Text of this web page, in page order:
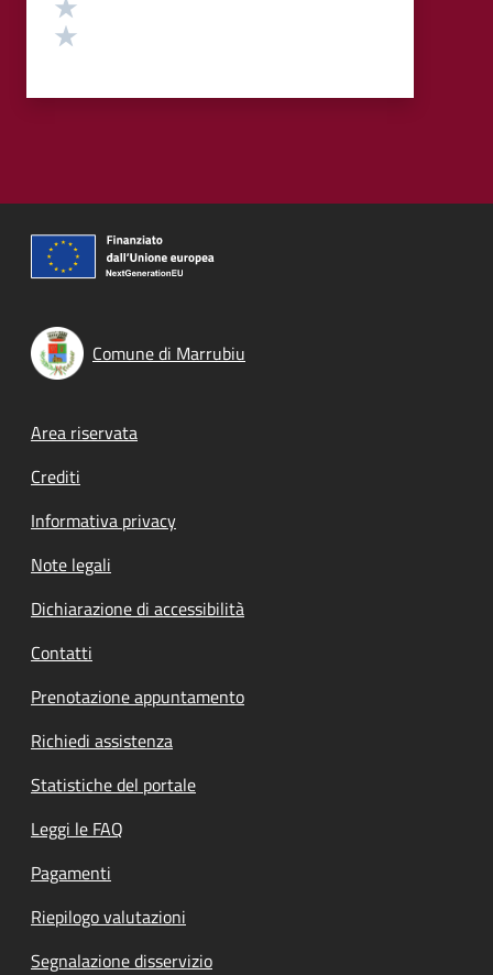
Comune di Marrubiu
Footer menu
Area riservata
Crediti
Informativa privacy
Note legali
Dichiarazione di accessibilità
Contatti
Prenotazione appuntamento
Richiedi assistenza
Statistiche del portale
Leggi le FAQ
Pagamenti
Riepilogo valutazioni
Segnalazione disservizio